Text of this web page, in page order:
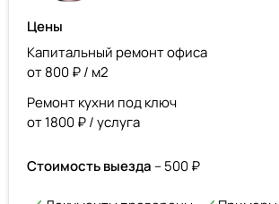
Цены
Капитальный ремонт офиса
от 800 ₽ / м2
Ремонт кухни под ключ
от 1800 ₽ / услуга
Стоимость выезда – 500 ₽